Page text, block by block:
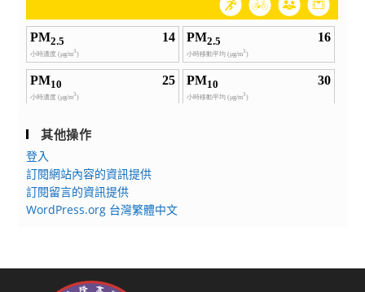
其他操作
登入
訂閱網站內容的資訊提供
訂閱留言的資訊提供
WordPress.org 台灣繁體中文